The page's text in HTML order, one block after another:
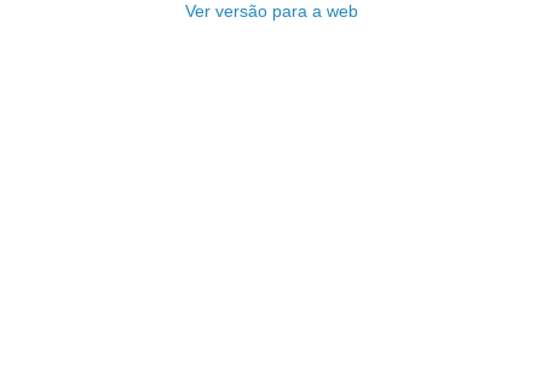
Ver versão para a web